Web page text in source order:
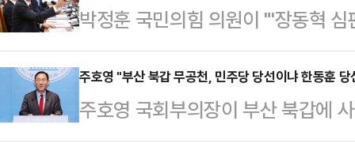
단', 기업들이나 경제 활동을 하는
했다"며 "그 정…
가면 '조국 대 누구' 이렇게 구도가
있다고 우려했다"며 이같이 말했다
정말 그만 보고 싶은 부산 출신으로
고 척결하려면 안 나가는 게 맞는다
AI(인공…
박정훈 국민의힘 의원이 "'장동혁
의 사퇴를 촉구했다. 또 "'부산 북
다.박정훈 의원은 15일 오전 자신
죄'를 덮기 위해 국정조사까지 하는
지지 않는다. 이번 지방선거가 '장
주호영 "부산 북갑 무공천, 민주당 당선이냐 한동훈
주호영 국회부의장이 부산 북갑에
련해 "주한(주호영 대구시장 무소